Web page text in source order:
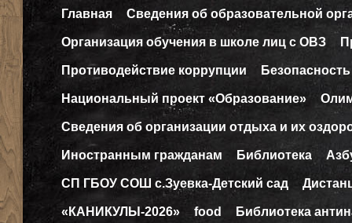
Главная Сведения об образовательной
Организация обучения в школе лиц с ОВЗ
Противодействие коррупции Безопасность
Национальный проект «Образование»
Сведения об организации отдыха и их
Иностранным гражданам Библиотека
СП ГБОУ СОШ с.Зуевка-Детский сад
«КАНИКУЛЫ-2026» food Библиотека